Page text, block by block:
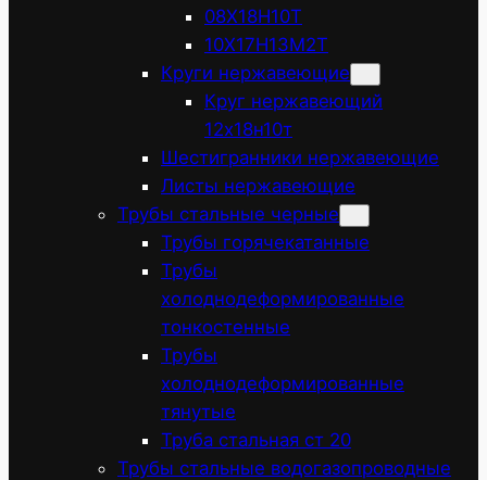
08Х18Н10Т
10Х17Н13М2Т
Круги нержавеющие
Круг нержавеющий
12х18н10т
Шестигранники нержавеющие
Листы нержавеющие
Трубы стальные черные
Трубы горячекатанные
Трубы
холоднодеформированные
тонкостенные
Трубы
холоднодеформированные
тянутые
Труба стальная ст 20
Трубы стальные водогазопроводные